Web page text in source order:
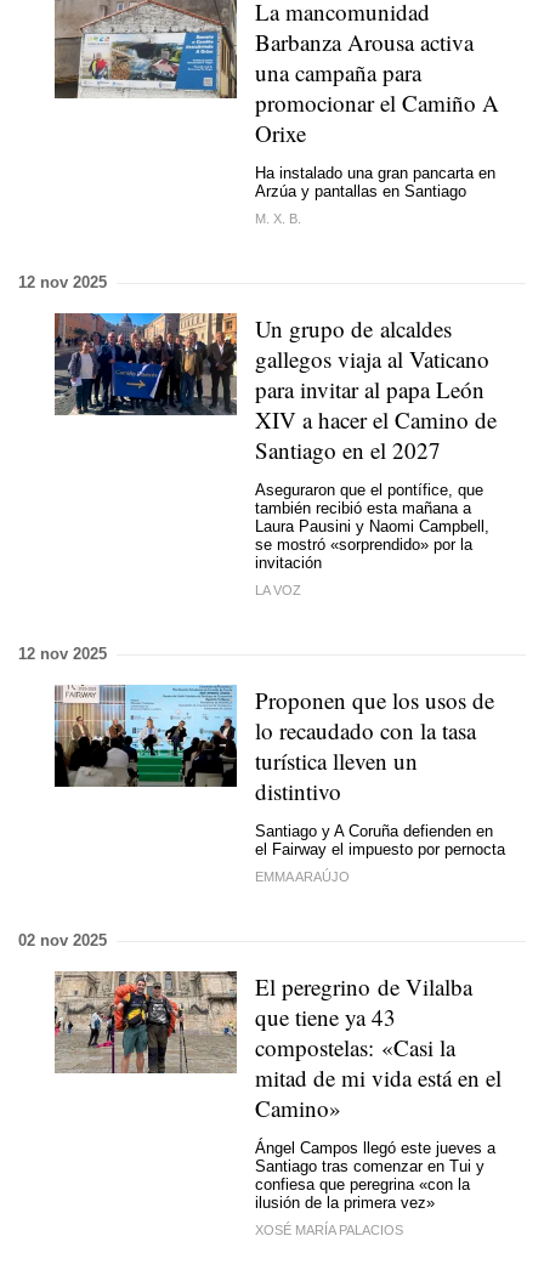
La mancomunidad
Barbanza Arousa activa
una campaña para
promocionar el Camiño A
Orixe
Ha instalado una gran pancarta en
Arzúa y pantallas en Santiago
M. X. B.
12 nov 2025
Un grupo de alcaldes
gallegos viaja al Vaticano
para invitar al papa León
XIV a hacer el Camino de
Santiago en el 2027
Aseguraron que el pontífice, que
también recibió esta mañana a
Laura Pausini y Naomi Campbell,
se mostró «sorprendido» por la
invitación
LA VOZ
12 nov 2025
Proponen que los usos de
lo recaudado con la tasa
turística lleven un
distintivo
Santiago y A Coruña defienden en
el Fairway el impuesto por pernocta
EMMA ARAÚJO
02 nov 2025
El peregrino de Vilalba
que tiene ya 43
compostelas: «Casi la
mitad de mi vida está en el
Camino»
Ángel Campos llegó este jueves a
Santiago tras comenzar en Tui y
confiesa que peregrina «con la
ilusión de la primera vez»
XOSÉ MARÍA PALACIOS